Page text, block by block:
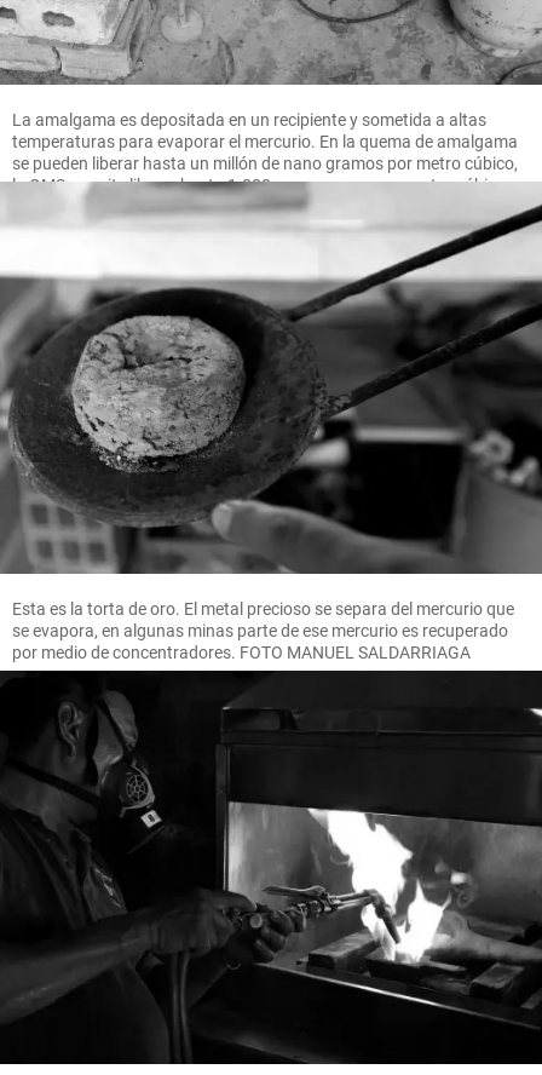
La amalgama es depositada en un recipiente y sometida a altas
temperaturas para evaporar el mercurio. En la quema de amalgama
se pueden liberar hasta un millón de nano gramos por metro cúbico,
la OMS permite liberar hasta 1.000 nano gramos por metro cúbico.
Esta es la torta de oro. El metal precioso se separa del mercurio que
se evapora, en algunas minas parte de ese mercurio es recuperado
por medio de concentradores. FOTO MANUEL SALDARRIAGA